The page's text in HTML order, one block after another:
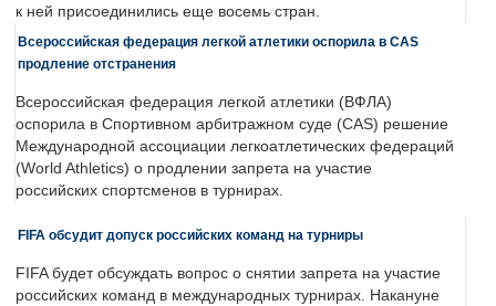
к ней присоединились еще восемь стран.
Всероссийская федерация легкой атлетики оспорила в CAS
продление отстранения
Всероссийская федерация легкой атлетики (ВФЛА)
оспорила в Спортивном арбитражном суде (CAS) решение
Международной ассоциации легкоатлетических федераций
(World Athletics) о продлении запрета на участие
российских спортсменов в турнирах.
FIFA обсудит допуск российских команд на турниры
FIFA будет обсуждать вопрос о снятии запрета на участие
российских команд в международных турнирах. Накануне